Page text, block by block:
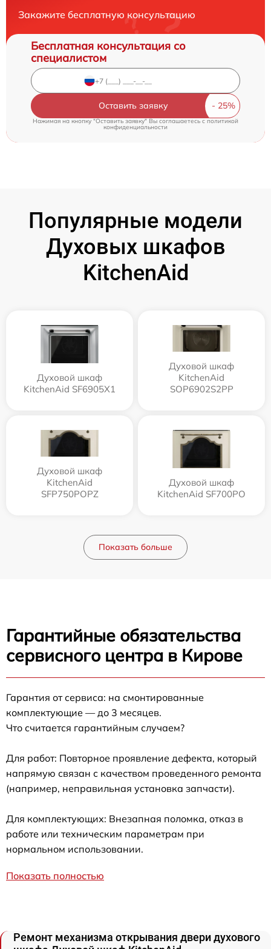
Закажите бесплатную консультацию
Бесплатная консультация со
специалистом
Оставить заявку
Нажимая на кнопку "Оставить заявку" Вы соглашаетесь cполитикой
конфиденциальности
Популярные модели
Духовых шкафов
KitchenAid
Духовой шкаф
KitchenAid SF6905X1
Духовой шкаф
KitchenAid
SOP6902S2PP
Духовой шкаф
KitchenAid
SFP750POPZ
Духовой шкаф
KitchenAid SF700PO
Показать больше
Гарантийные обязательства
сервисного центра в Кирове
Гарантия от сервиса: на смонтированные
комплектующие — до 3 месяцев.
Что считается гарантийным случаем?
Для работ: Повторное проявление дефекта, который
напрямую связан с качеством проведенного ремонта
(например, неправильная установка запчасти).
Для комплектующих: Внезапная поломка, отказ в
работе или техническим параметрам при
нормальном использовании.
Показать полностью
Ремонт механизма открывания двери духового